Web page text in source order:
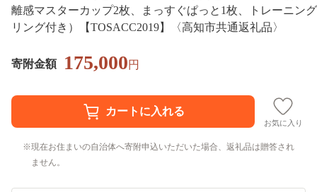
離感マスターカップ2枚、まっすぐぱっと1枚、トレーニング
リング付き）【TOSACC2019】〈高知市共通返礼品〉
寄附金額 175,000円
お気に入り
現在お住まいの自治体へ寄附申込いただいた場合、返礼品は贈答され
ません。